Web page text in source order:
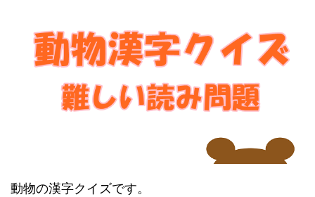
動物の漢字クイズです。